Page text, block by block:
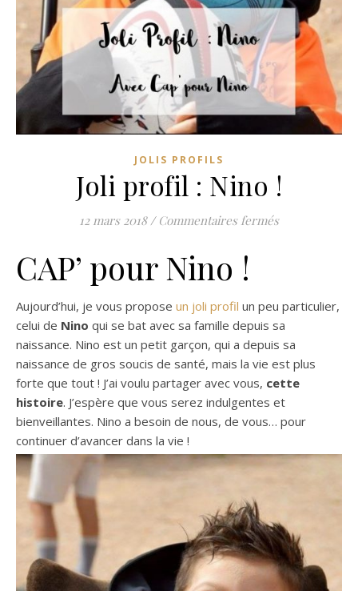
JOLIS PROFILS
Joli profil : Nino !
12 mars 2018 / Commentaires ferméssur Joli profil
CAP’ pour Nino !
Aujourd’hui, je vous propose un joli profil un peu particulier,
celui de Nino qui se bat avec sa famille depuis sa
naissance. Nino est un petit garçon, qui a depuis sa
naissance de gros soucis de santé, mais la vie est plus
forte que tout ! J’ai voulu partager avec vous, cette
histoire. J’espère que vous serez indulgentes et
bienveillantes. Nino a besoin de nous, de vous… pour
continuer d’avancer dans la vie !